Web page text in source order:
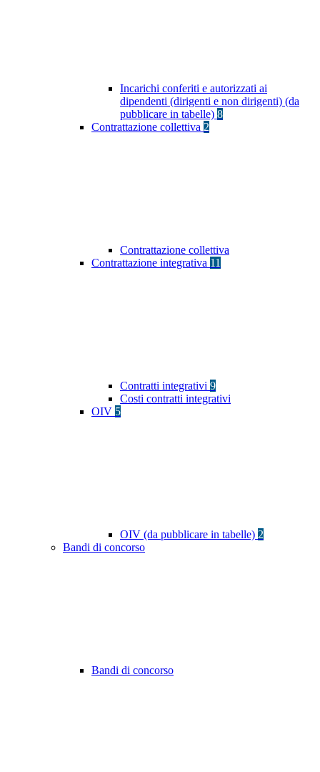
Incarichi conferiti e autorizzati ai
dipendenti (dirigenti e non dirigenti) (da
pubblicare in tabelle) 8
Contrattazione collettiva 2
Contrattazione collettiva
Contrattazione integrativa 11
Contratti integrativi 9
Costi contratti integrativi
OIV 5
OIV (da pubblicare in tabelle) 2
Bandi di concorso
Bandi di concorso